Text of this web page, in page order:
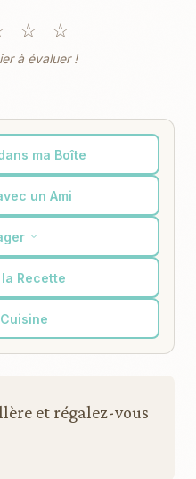
☆ ☆
à évaluer !
ma Boîte
un Ami
Recette
et régalez-vous